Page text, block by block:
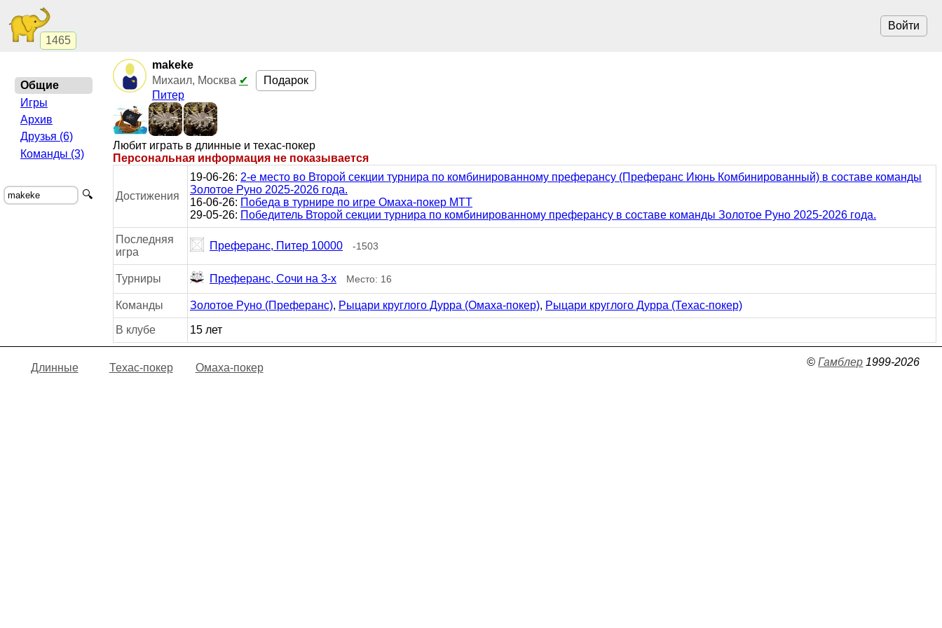
1465
Войти
makeke
Михаил, Москва ✔
Питер
Подарок
Любит играть в длинные и техас-покер
Персональная информация не показывается
Достижения
19-06-26: 2-е место во Второй секции турнира по комбинированному преферансу (Преферанс Июнь Комбинированный) в составе команды
Золотое Руно 2025-2026 года.
16-06-26: Победа в турнире по игре Омаха-покер МТТ
29-05-26: Победитель Второй секции турнира по комбинированному преферансу в составе команды Золотое Руно 2025-2026 года.
Последняя
игра
Преферанс, Питер 10000 -1503
Турниры Преферанс, Сочи на 3-х Место: 16
Команды Золотое Руно (Преферанс), Рыцари круглого Дурра (Омаха-покер), Рыцари круглого Дурра (Техас-покер)
В клубе 15 лет
Общие
Игры
Архив
Друзья (6)
Команды (3)
🔍
Длинные Техас-покер Омаха-покер ©Гамблер 1999-2026